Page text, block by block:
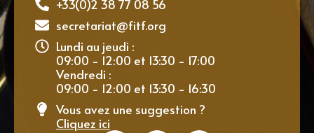
+33(0)2 38 77 08 56
secretariat@fitf.org
Lundi au jeudi :
09:00 - 12:00 et 13:30 - 17:00
Vendredi :
09:00 - 12:00 et 13:30 - 16:30
Vous avez une suggestion ?
Cliquez ici